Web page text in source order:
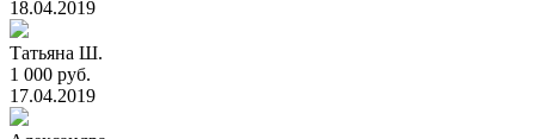
18.04.2019
Татьяна Ш.
1 000 руб.
17.04.2019